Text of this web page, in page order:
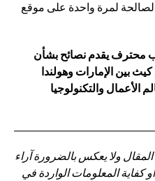
لمرة واحدة على موقع
محترف يقدم نصائح بشأن
بين الإمارات وهولندا
والتكنولوجيا
ولا يعكس بالضرورة آراء
كفاية المعلومات الواردة في